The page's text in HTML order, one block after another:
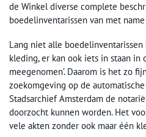
de Winkel diverse complete
boedelinventarissen van met
Lang niet alle
kleding, er kan ook iets in staan in
meegenomen’. Daarom is het zo
zoekomgeving op de
Stadsarchief Amsterdam de
doorzocht kunnen worden. Het
vele akten zonder ook maar één